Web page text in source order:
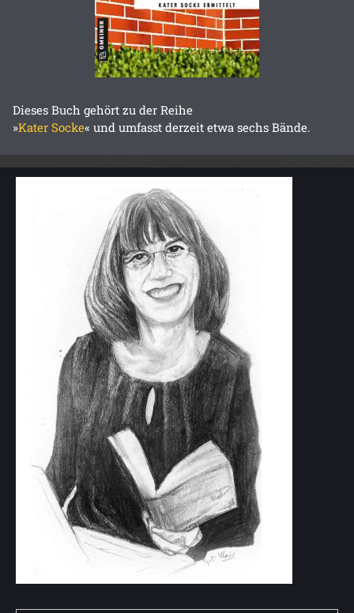
Dieses Buch gehört zu der Reihe
»Kater Socke« und umfasst derzeit etwa sechs Bände.